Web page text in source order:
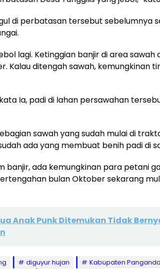
di perbatasan tersebut sebelumnya
lagi. Ketinggian banjir di area
Kalau ditengah sawah, kemungkinan
Ia, padi di lahan persawahan
sawah yang sudah mulai di
ada yang membuat benih padi di
banjir, ada kemungkinan para petani
bulan Oktober sekarang
Anak Punk Ditemukan Tidak
diguyur hujan
Kabupaten